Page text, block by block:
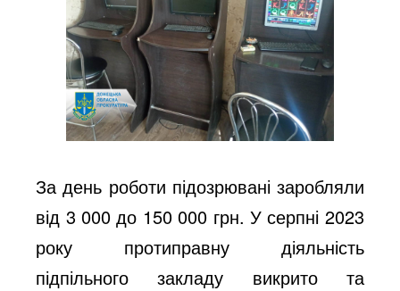
За день роботи підозрювані заробляли
від 3 000 до 150 000 грн. У серпні 2023
року протиправну діяльність
підпільного закладу викрито та